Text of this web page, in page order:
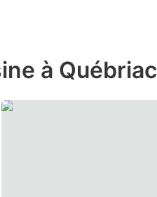
à Québriac